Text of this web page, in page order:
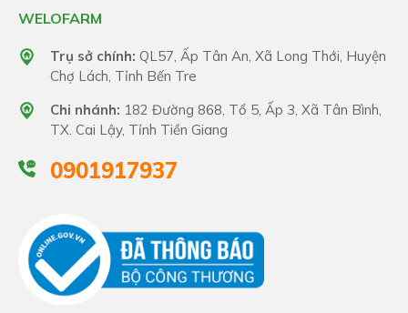
WELOFARM
Trụ sở chính: QL57, Ấp Tân An, Xã Long Thới, Huyện
Chợ Lách, Tỉnh Bến Tre
Chi nhánh: 182 Đường 868, Tổ 5, Ấp 3, Xã Tân Bình,
TX. Cai Lậy, Tỉnh Tiền Giang
0901917937